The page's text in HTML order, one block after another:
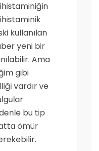
kullanılan
yeni bir
Ama
gibi
vardır ve
bu tip
ömür